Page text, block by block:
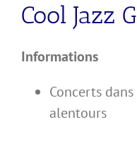
Cool Jazz
Informations
Concerts
alentours